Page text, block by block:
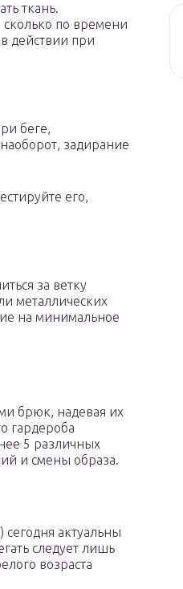
ткань.
по времени
действии при
беге,
задирание
его,
за ветку
металлических
на минимальное
брюк, надевая их
гардероба
5 различных
и смены образа.
актуальны
следует лишь
возраста